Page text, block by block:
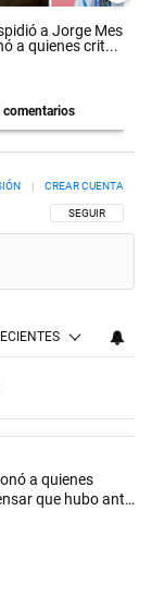
a Jorge Messi y
a quienes crit...
comentarios
SIGA ESTA
SEGUIR
CREAR CUENTA
en los
a Jorge Messi y
a quienes
que hubo anti-